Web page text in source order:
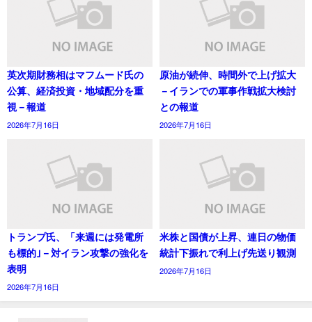
英次期財務相はマフムード氏の
公算、経済投資・地域配分を重
視－報道
2026年7月16日
原油が続伸、時間外で上げ拡大
－イランでの軍事作戦拡大検討
との報道
2026年7月16日
トランプ氏、「来週には発電所
も標的｣－対イラン攻撃の強化を
表明
2026年7月16日
米株と国債が上昇、連日の物価
統計下振れで利上げ先送り観測
2026年7月16日